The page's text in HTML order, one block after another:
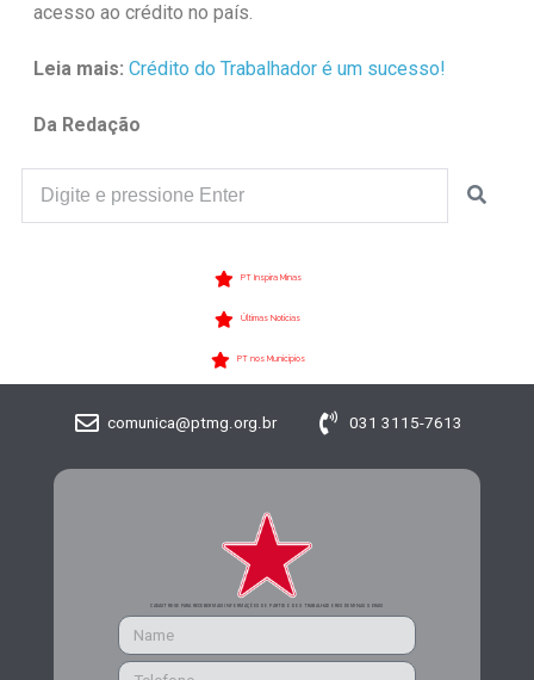
acesso ao crédito no país.
Leia mais: Crédito do Trabalhador é um sucesso!
Da Redação
PT Inspira Minas
Últimas Notícias
PT nos Municípios
comunica@ptmg.org.br 031 3115-7613
CADASTRE-SE PARA RECEBER MAIS INFORMAÇÕES DO PARTIDO DOS TRABALHADORES DE MINAS GERAIS